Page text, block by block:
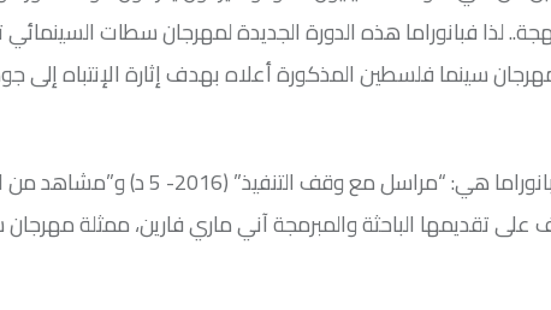
لذا فبانوراما هذه الدورة الجديدة لمهرجان سطات السينمائي
سينما فلسطين المذكورة أعلاه بهدف إثارة الإنتباه إلى
الأفلام الوثائقية القصيرة الثلاثة المبرمجة للعرض في هذه البانوراما هي: “مراسل مع وقف
مهب الريح” (1971- 18 د)، وستشرف على تقديمها الباحثة والمبرمجة آني ماري فارين، ممثلة